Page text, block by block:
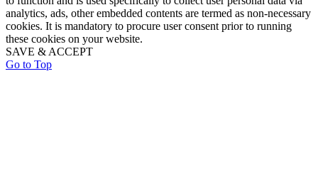
analytics, ads, other embedded contents are termed as non-necessary
cookies. It is mandatory to procure user consent prior to running
these cookies on your website.
SAVE & ACCEPT
Go to Top